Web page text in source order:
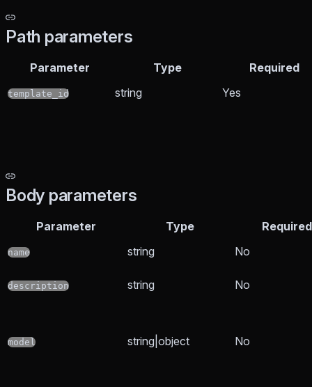
Path parameters
Parameter Type Required
template_id string Yes
Body parameters
Parameter Type Required
name string No
description string No
model string|object No